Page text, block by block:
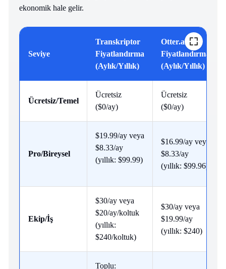
ekonomik hale gelir.
Seviye
Transkriptor
Fiyatlandırma
(Aylık/Yıllık)
Otter.ai
Fiyatlandırma
(Aylık/Yıllık)
Ücretsiz/Temel
Ücretsiz
($0/ay) ​
Ücretsiz
($0/ay)
Pro/Bireysel
$19.99/ay veya
$8.33/ay
(yıllık: $99.99)
$16.99/ay veya
$8.33/ay
(yıllık: $99.96)
Ekip/İş
$30/ay veya
$20/ay/koltuk
(yıllık:
$240/koltuk) ​
$30/ay veya
$19.99/ay
(yıllık: $240)
Toplu: